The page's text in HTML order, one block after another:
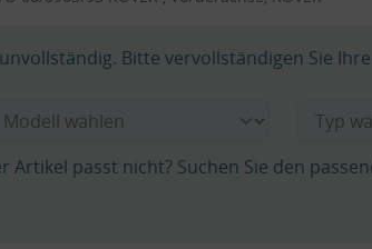
Bitte vervollständigen Sie
Artikel passt nicht? Suchen Sie den